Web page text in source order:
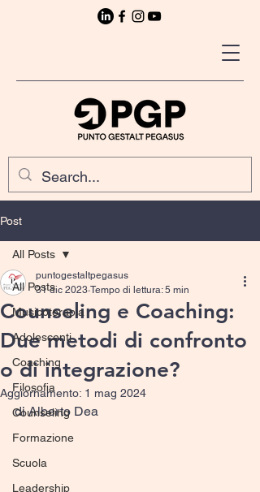
Post
All Posts
Musicoterapia
Adolescenti
Coaching
Filosofia
Counseling
Formazione
Scuola
Leadership
All Posts
Counseling e Coaching:
Due metodi di confronto
o di integrazione?
puntogestaltpegasus
31 dic 2023 Tempo di lettura: 5 min
Aggiornamento: 1 mag 2024
di Alberto Dea